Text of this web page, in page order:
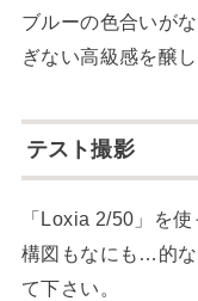
ブルーの色合いが
ぎない高級感を醸
テスト撮影
「Loxia 2/50」を
構図もなにも…的
て下さい。